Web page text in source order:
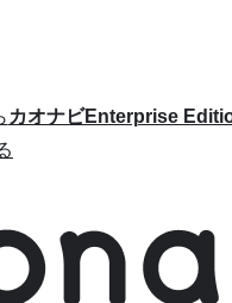
カオナビEnterprise